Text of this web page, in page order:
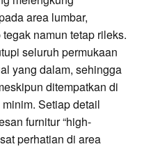
area lumbar,
namun tetap rileks.
seluruh permukaan
yang dalam, sehingga
ditempatkan di
Setiap detail
furnitur “high-
perhatian di area